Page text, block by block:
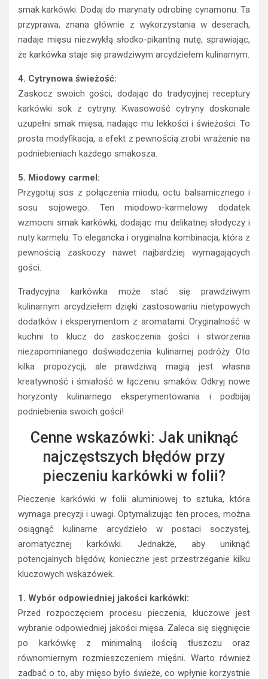
smak karkówki. Dodaj do marynaty odrobinę cynamonu. Ta
przyprawa, znana głównie z wykorzystania w deserach,
nadaje mięsu niezwykłą słodko-pikantną nutę, sprawiając,
że karkówka staje się prawdziwym arcydziełem kulinarnym.
4. Cytrynowa świeżość:
Zaskocz swoich gości, dodając do tradycyjnej receptury
karkówki sok z cytryny. Kwasowość cytryny doskonale
uzupełni smak mięsa, nadając mu lekkości i świeżości. To
prosta modyfikacja, a efekt z pewnością zrobi wrażenie na
podniebieniach każdego smakosza.
5. Miodowy carmel:
Przygotuj sos z połączenia miodu, octu balsamicznego i
sosu sojowego. Ten miodowo-karmelowy dodatek
wzmocni smak karkówki, dodając mu delikatnej słodyczy i
nuty karmelu. To elegancka i oryginalna kombinacja, która z
pewnością zaskoczy nawet najbardziej wymagających
gości.
Tradycyjna karkówka może stać się prawdziwym
kulinarnym arcydziełem dzięki zastosowaniu nietypowych
dodatków i eksperymentom z aromatami. Oryginalność w
kuchni to klucz do zaskoczenia gości i stworzenia
niezapomnianego doświadczenia kulinarnej podróży. Oto
kilka propozycji, ale prawdziwą magią jest własna
kreatywność i śmiałość w łączeniu smaków. Odkryj nowe
horyzonty kulinarnego eksperymentowania i podbijaj
podniebienia swoich gości!
Cenne wskazówki: Jak uniknąć
najczęstszych błędów przy
pieczeniu karkówki w folii?
Pieczenie karkówki w folii aluminiowej to sztuka, która
wymaga precyzji i uwagi. Optymalizując ten proces, można
osiągnąć kulinarne arcydzieło w postaci soczystej,
aromatycznej karkówki. Jednakże, aby uniknąć
potencjalnych błędów, konieczne jest przestrzeganie kilku
kluczowych wskazówek.
1. Wybór odpowiedniej jakości karkówki:
Przed rozpoczęciem procesu pieczenia, kluczowe jest
wybranie odpowiedniej jakości mięsa. Zaleca się sięgnięcie
po karkówkę z minimalną ilością tłuszczu oraz
równomiernym rozmieszczeniem mięśni. Warto również
zadbać o to, aby mięso było świeże, co wpłynie korzystnie